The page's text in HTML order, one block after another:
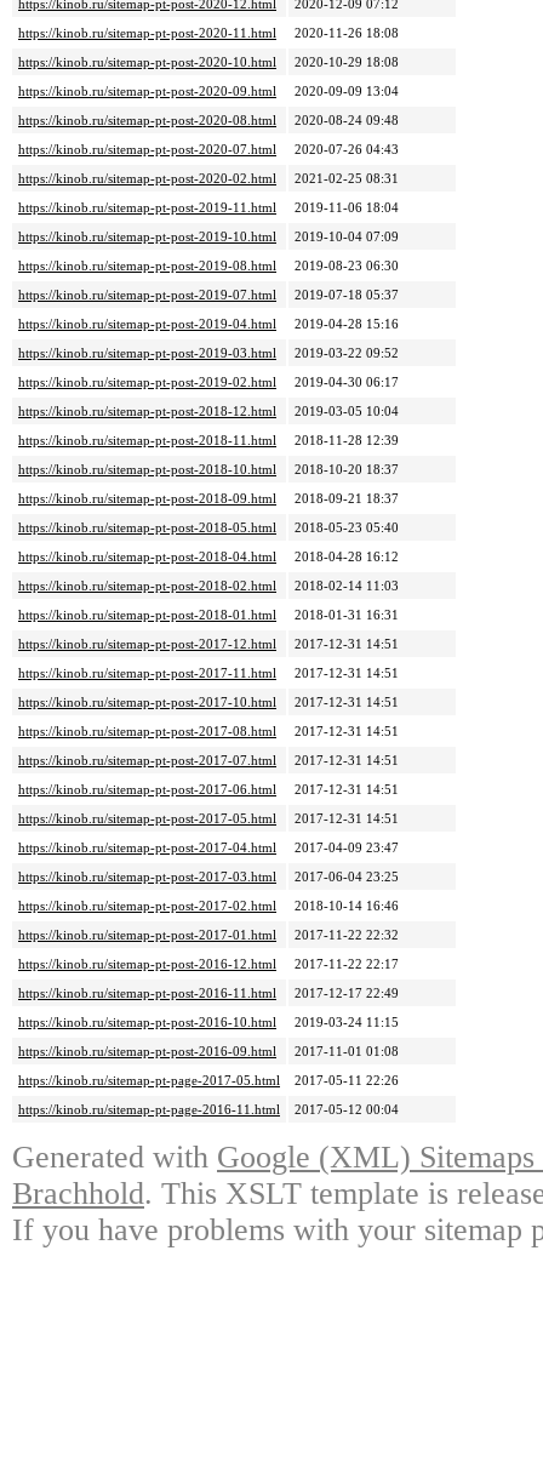
https://kinob.ru/sitemap-pt-post-2020-12.html
2020-12-09 07:12
https://kinob.ru/sitemap-pt-post-2020-11.html
2020-11-26 18:08
https://kinob.ru/sitemap-pt-post-2020-10.html
2020-10-29 18:08
https://kinob.ru/sitemap-pt-post-2020-09.html
2020-09-09 13:04
https://kinob.ru/sitemap-pt-post-2020-08.html
2020-08-24 09:48
https://kinob.ru/sitemap-pt-post-2020-07.html
2020-07-26 04:43
https://kinob.ru/sitemap-pt-post-2020-02.html
2021-02-25 08:31
https://kinob.ru/sitemap-pt-post-2019-11.html
2019-11-06 18:04
https://kinob.ru/sitemap-pt-post-2019-10.html
2019-10-04 07:09
https://kinob.ru/sitemap-pt-post-2019-08.html
2019-08-23 06:30
https://kinob.ru/sitemap-pt-post-2019-07.html
2019-07-18 05:37
https://kinob.ru/sitemap-pt-post-2019-04.html
2019-04-28 15:16
https://kinob.ru/sitemap-pt-post-2019-03.html
2019-03-22 09:52
https://kinob.ru/sitemap-pt-post-2019-02.html
2019-04-30 06:17
https://kinob.ru/sitemap-pt-post-2018-12.html
2019-03-05 10:04
https://kinob.ru/sitemap-pt-post-2018-11.html
2018-11-28 12:39
https://kinob.ru/sitemap-pt-post-2018-10.html
2018-10-20 18:37
https://kinob.ru/sitemap-pt-post-2018-09.html
2018-09-21 18:37
https://kinob.ru/sitemap-pt-post-2018-05.html
2018-05-23 05:40
https://kinob.ru/sitemap-pt-post-2018-04.html
2018-04-28 16:12
https://kinob.ru/sitemap-pt-post-2018-02.html
2018-02-14 11:03
https://kinob.ru/sitemap-pt-post-2018-01.html
2018-01-31 16:31
https://kinob.ru/sitemap-pt-post-2017-12.html
2017-12-31 14:51
https://kinob.ru/sitemap-pt-post-2017-11.html
2017-12-31 14:51
https://kinob.ru/sitemap-pt-post-2017-10.html
2017-12-31 14:51
https://kinob.ru/sitemap-pt-post-2017-08.html
2017-12-31 14:51
https://kinob.ru/sitemap-pt-post-2017-07.html
2017-12-31 14:51
https://kinob.ru/sitemap-pt-post-2017-06.html
2017-12-31 14:51
https://kinob.ru/sitemap-pt-post-2017-05.html
2017-12-31 14:51
https://kinob.ru/sitemap-pt-post-2017-04.html
2017-04-09 23:47
https://kinob.ru/sitemap-pt-post-2017-03.html
2017-06-04 23:25
https://kinob.ru/sitemap-pt-post-2017-02.html
2018-10-14 16:46
https://kinob.ru/sitemap-pt-post-2017-01.html
2017-11-22 22:32
https://kinob.ru/sitemap-pt-post-2016-12.html
2017-11-22 22:17
https://kinob.ru/sitemap-pt-post-2016-11.html
2017-12-17 22:49
https://kinob.ru/sitemap-pt-post-2016-10.html
2019-03-24 11:15
https://kinob.ru/sitemap-pt-post-2016-09.html
2017-11-01 01:08
https://kinob.ru/sitemap-pt-page-2017-05.html
2017-05-11 22:26
https://kinob.ru/sitemap-pt-page-2016-11.html
2017-05-12 00:04
Generated with Google (XML)
Brachhold. This XSLT template is
If you have problems with your sitemap